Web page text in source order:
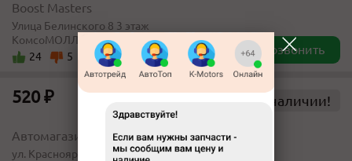
Boost Masters
​​Улица Белинского 8​ 3 этаж
КомсоМОЛЛ (самовывоза нет)
24
5 Позвонить
520 ₽ В наличии!
Автомагазин "Одиссей-Авто"
ул. Красноярский рабочий, д.154,